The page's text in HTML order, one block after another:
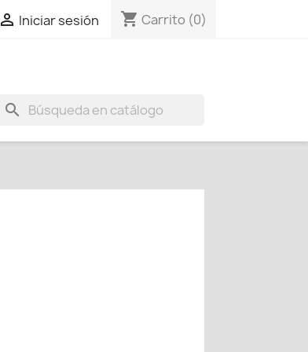
 Iniciar sesión shopping_cart Carrito (0)
search